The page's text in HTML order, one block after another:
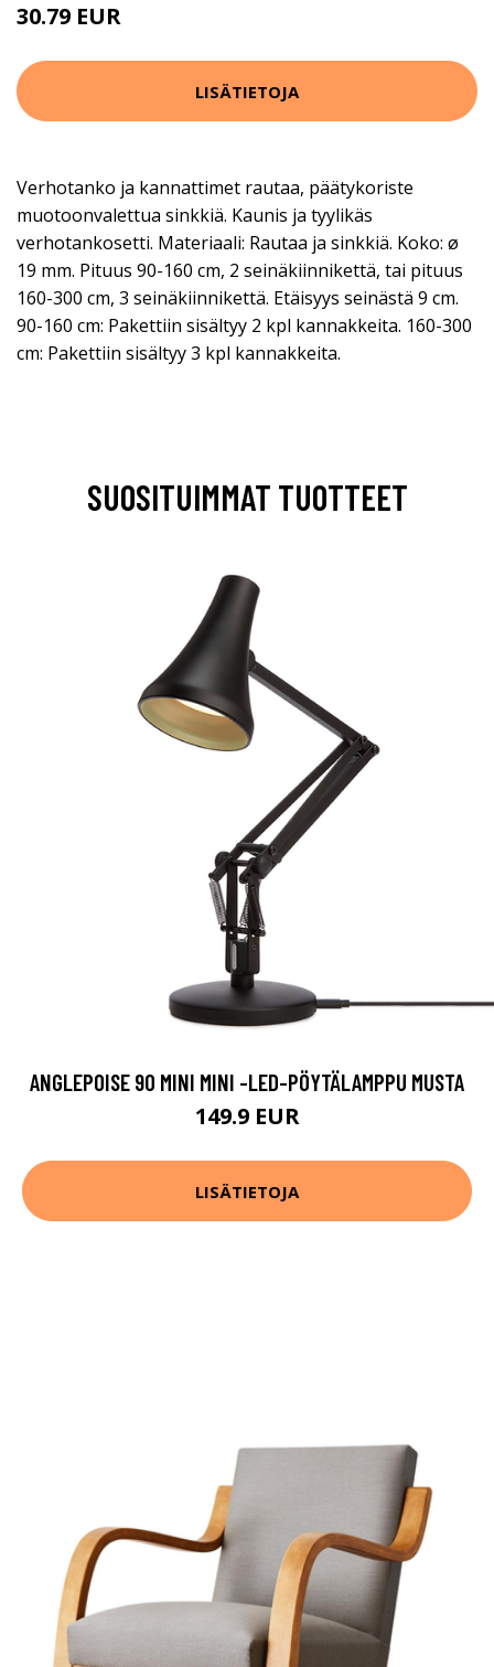
30.79 EUR
LISÄTIETOJA
Verhotanko ja kannattimet rautaa, päätykoriste
muotoonvalettua sinkkiä. Kaunis ja tyylikäs
verhotankosetti. Materiaali: Rautaa ja sinkkiä. Koko: ø
19 mm. Pituus 90-160 cm, 2 seinäkiinnikettä, tai pituus
160-300 cm, 3 seinäkiinnikettä. Etäisyys seinästä 9 cm.
90-160 cm: Pakettiin sisältyy 2 kpl kannakkeita. 160-300
cm: Pakettiin sisältyy 3 kpl kannakkeita.
SUOSITUIMMAT TUOTTEET
ANGLEPOISE 90 MINI MINI -LED-PÖYTÄLAMPPU MUSTA
149.9 EUR
LISÄTIETOJA